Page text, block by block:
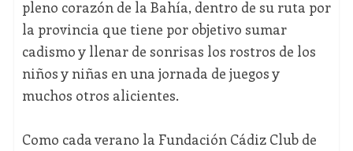
pleno corazón de la Bahía, dentro de su ruta por
la provincia que tiene por objetivo sumar
cadismo y llenar de sonrisas los rostros de los
niños y niñas en una jornada de juegos y
muchos otros alicientes.
Como cada verano la Fundación Cádiz Club de